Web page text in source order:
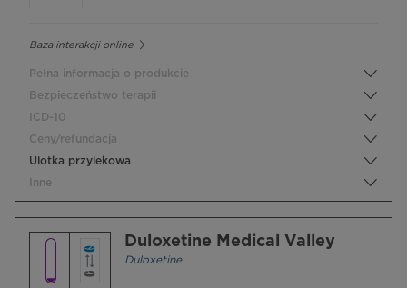
Baza interakcji online
Pełna informacja o produkcie
Bezpieczeństwo terapii
ICD-10
Ceny/refundacja
Ulotka przylekowa
Inne
Duloxetine Medical Valley
Duloxetine